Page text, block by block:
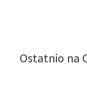
Ostatnio na